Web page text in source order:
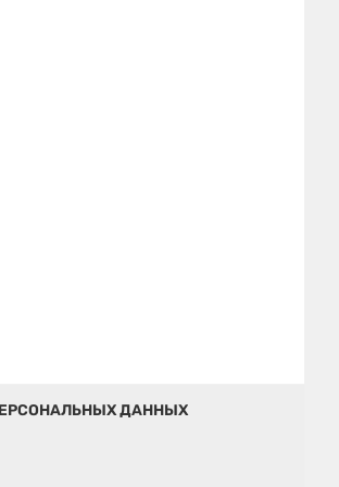
ДАННЫХ